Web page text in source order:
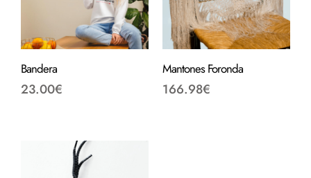
Bandera
23.00€
Mantones Foronda
166.98€